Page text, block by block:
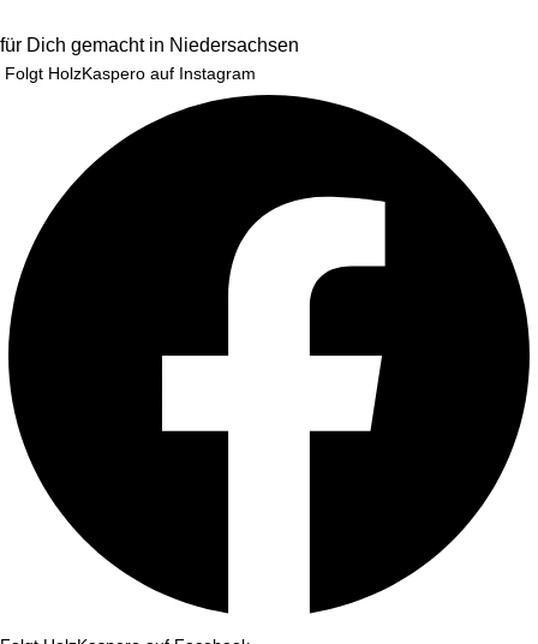
für Dich gemacht in Niedersachsen
Folgt HolzKaspero auf Instagram